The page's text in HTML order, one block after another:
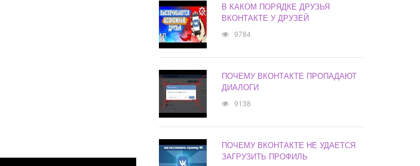
В КАКОМ ПОРЯДКЕ ДРУЗЬЯ
ВКОНТАКТЕ У ДРУЗЕЙ
9784
ПОЧЕМУ ВКОНТАКТЕ ПРОПАДАЮТ
ДИАЛОГИ
9138
ПОЧЕМУ ВКОНТАКТЕ НЕ УДАЕТСЯ
ЗАГРУЗИТЬ ПРОФИЛЬ